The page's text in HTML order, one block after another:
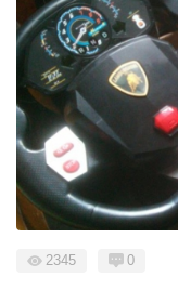
2345 0